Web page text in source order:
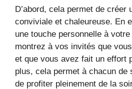
D’abord, cela permet de créer
conviviale et chaleureuse. En
une touche personnelle à
montrez à vos invités que
et que vous avez fait un effort
plus, cela permet à chacun de
de profiter pleinement de la